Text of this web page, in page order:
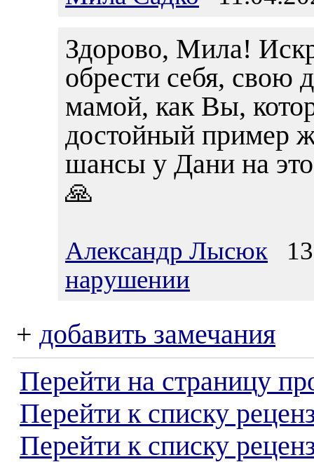
Здорово, Мила!
обрести себя, свою
мамой, как Вы,
достойный пример
шансы у Дани на это
🙏
Александр Лысюк
нарушении
+ добавить замечания
Перейти на страницу
Перейти к списку
Перейти к списку